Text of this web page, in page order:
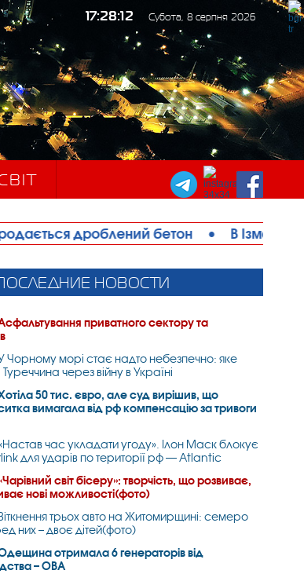
17:28:14 Субота, 8 серпня 2026
бетон • В Ізмаїлі троє чоловіків
НОВОСТИ
приватного сектору та
Чорному морі стає надто небезпечно: яке
через війну в Україні
50 тис. євро, але суд вирішив, що
вимагала від рф компенсацію за тривоги
час укладати угоду». Ілон Маск блокує
для ударів по території рф — Atlantic
світ бісеру»: творчість, що розвиває,
нові можливості(фото)
трьох авто на Житомирщині: семеро
них – двоє дітей(фото)
отримала 6 генераторів від
– ОВА